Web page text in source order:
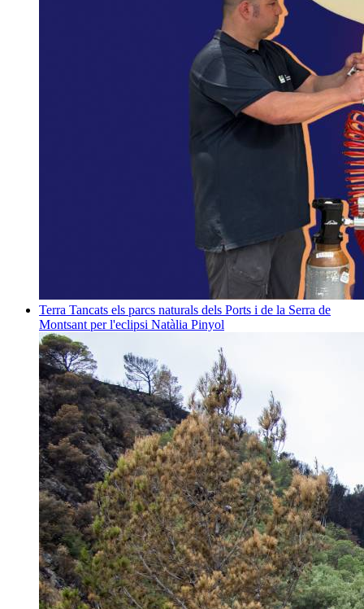
Terra Tancats els parcs naturals dels Ports i de la Serra de
Montsant per l'eclipsi Natàlia Pinyol